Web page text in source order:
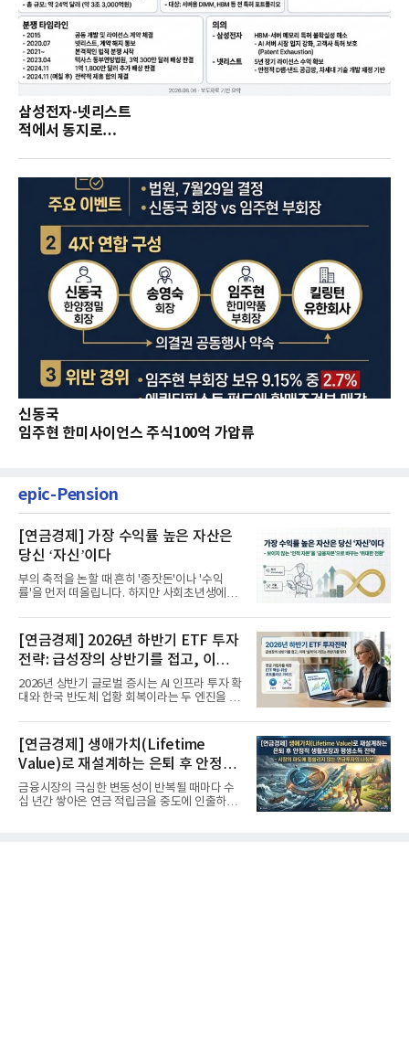
삼성전자-넷리스트
적에서 동지로…
신동국
임주현 한미사이언스 주식100억 가압류
epic-Pension
[연금경제] 가장 수익률 높은 자산은
당신 ‘자신’이다
부의 축적을 논할 때 흔히 '종잣돈'이나 '수익
률'을 먼저 떠올립니다. 하지만 사회초년생에게
[연금경제] 2026년 하반기 ETF 투자
전략: 급성장의 상반기를 접고, 이제
'실적'이 가르는 하반기를 맞다
2026년 상반기 글로벌 증시는 AI 인프라 투자 확
대와 한국 반도체 업황 회복이라는 두 엔진을 달
[연금경제] 생애가치(Lifetime
Value)로 재설계하는 은퇴 후 안정적
생활보장과 평생소득 전략
금융시장의 극심한 변동성이 반복될 때마다 수
십 년간 쌓아온 연금 적립금을 중도에 인출하거